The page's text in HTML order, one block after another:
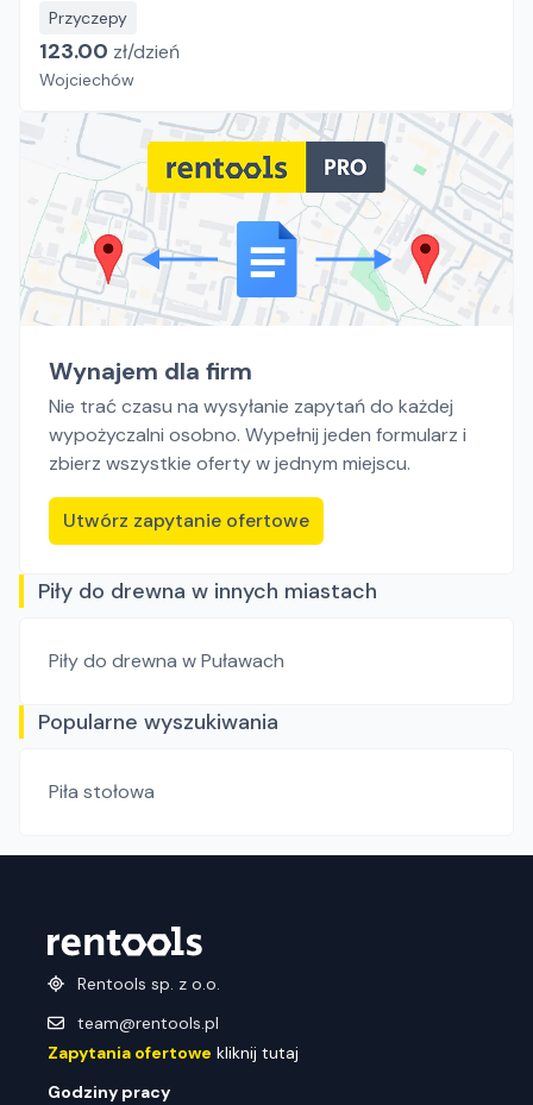
Przyczepy
123.00 zł/dzień
Wojciechów
Wynajem dla firm
Nie trać czasu na wysyłanie zapytań do każdej
wypożyczalni osobno. Wypełnij jeden formularz i
zbierz wszystkie oferty w jednym miejscu.
Utwórz zapytanie ofertowe
Piły do drewna w innych miastach
Piły do drewna w Puławach
Popularne wyszukiwania
Piła stołowa
Rentools sp. z o.o.
team@rentools.pl
Zapytania ofertowe kliknij tutaj
Godziny pracy